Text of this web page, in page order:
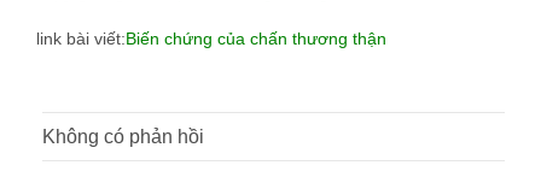
link bài viết:Biến chứng của chấn thương thận
Không có phản hồi